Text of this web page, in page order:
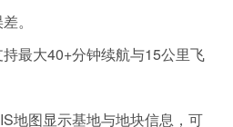
。
持最大40+分钟续航与15公里飞
地图显示基地与地块信息，可